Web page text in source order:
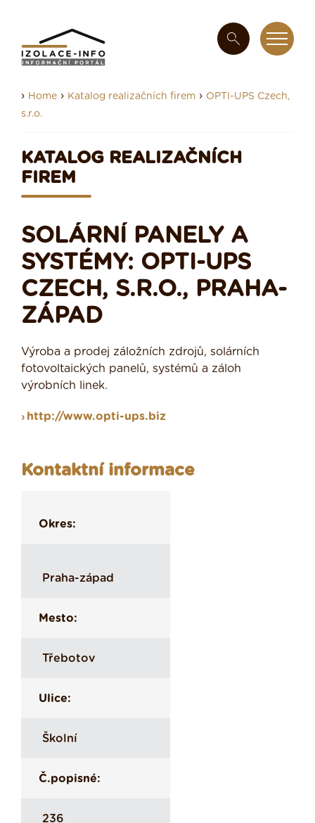
› Home › Katalog realizačních firem › OPTI-UPS Czech,
s.r.o.
KATALOG REALIZAČNÍCH
FIREM
SOLÁRNÍ PANELY A
SYSTÉMY: OPTI-UPS
CZECH, S.R.O., PRAHA-
ZÁPAD
Výroba a prodej záložních zdrojů, solárních
fotovoltaických panelů, systémů a záloh
výrobních linek.
http://www.opti-ups.biz
Kontaktní informace
Okres:
Praha-západ
Mesto:
Třebotov
Ulice:
Školní
Č.popisné:
236